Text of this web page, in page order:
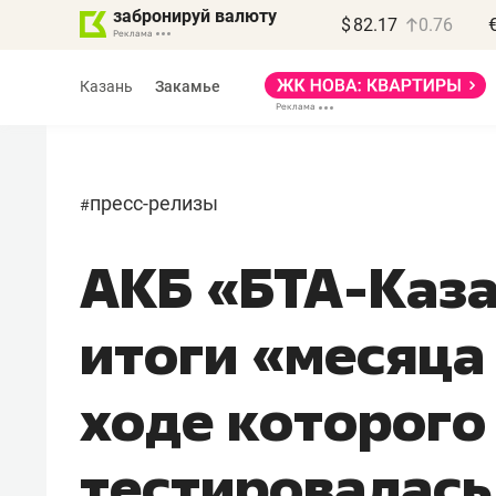
забронируй валюту $ 82.17 0.76
Казань Закамье
#пресс-релизы
АКБ «БТА-
итоги
ходе которого
Василь Мазитов
МАРТ
«Не зная местных
потерять минимум